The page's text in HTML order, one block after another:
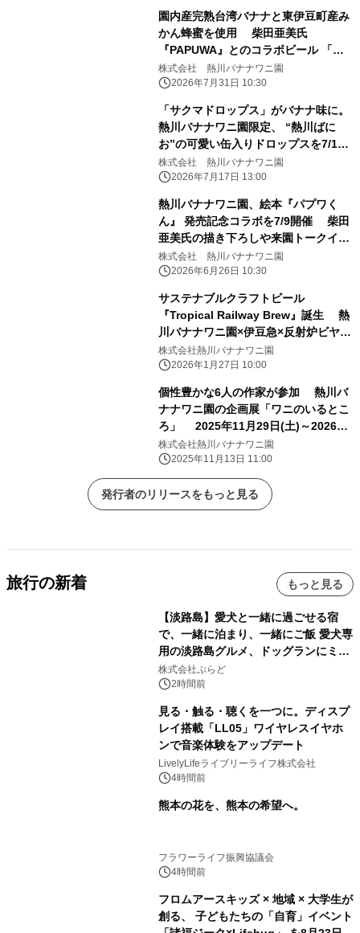
園内産完熟台湾バナナと東伊豆町産み
かん蜂蜜を使用 柴田亜美氏
『PAPUWA』とのコラボビール 「ん
ばなな！Honey Golden Ale」を8月2
日より数量限定発売
株式会社 熱川バナナワニ園
2026年7月31日 10:30
「サクマドロップス」がバナナ味に。
熱川バナナワニ園限定、 “熱川ばに
お”の可愛い缶入りドロップスを7/19
新発売！
株式会社 熱川バナナワニ園
2026年7月17日 13:00
熱川バナナワニ園、絵本『パプワく
ん』 発売記念コラボを7/9開催 柴田
亜美氏の描き下ろしや来園トークイベ
ントも
株式会社 熱川バナナワニ園
2026年6月26日 10:30
サステナブルクラフトビール
『Tropical Railway Brew』誕生 熱
川バナナワニ園×伊豆急×反射炉ビヤ
共同開発
株式会社熱川バナナワニ園
2026年1月27日 10:00
個性豊かな6人の作家が参加 熱川バ
ナナワニ園の企画展「ワニのいるとこ
ろ」 2025年11月29日(土)～2026年
3月8日(日)開催
株式会社熱川バナナワニ園
2025年11月13日 11:00
発行者のリリースをもっと見る
旅行の新着 もっと見る
【淡路島】愛犬と一緒に過ごせる宿
で、一緒に泊まり、一緒にご飯 愛犬専
用の淡路島グルメ、ドッグランにミニ
プール グランピングとトレーラーハウ
スの2施設で
株式会社ぷらど
2時間前
見る・触る・聴くを一つに。ディスプ
レイ搭載「LL05」ワイヤレスイヤホ
ンで音楽体験をアップデート
LivelyLifeライブリーライフ株式会社
4時間前
熊本の花を、熊本の希望へ。
フラワーライフ振興協議会
4時間前
フロムアースキッズ × 地域 × 大学生が
創る、 子どもたちの「自育」イベント